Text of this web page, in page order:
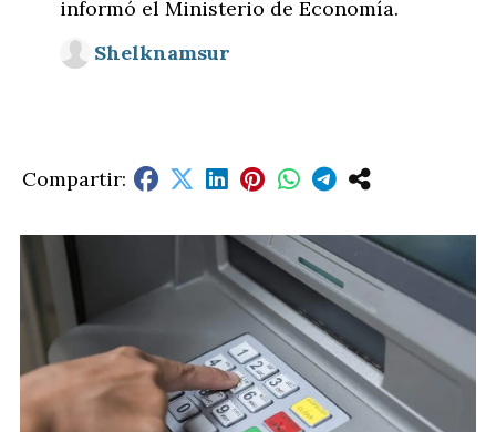
informó el Ministerio de Economía.
Shelknamsur